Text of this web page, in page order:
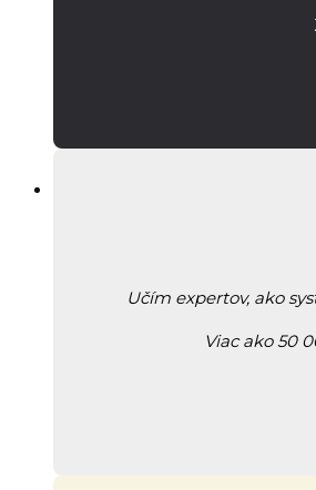
Učím expertov, ako
Viac ako 50